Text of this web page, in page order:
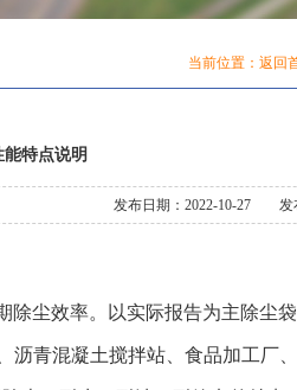
当前位置： 返回
特点说明
发
发布日期：2022-10-27
尘效率。以实际报告为主除尘
沥青混凝土搅拌站、食品加工厂